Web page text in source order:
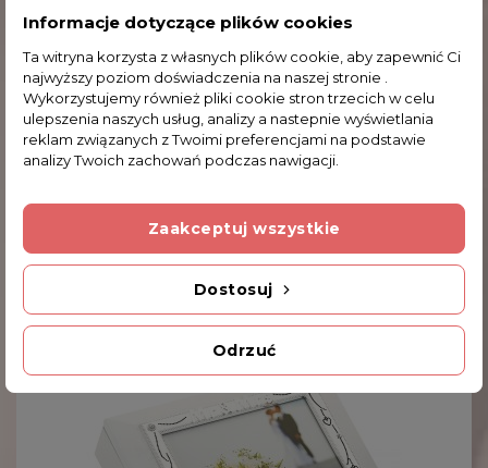
Dodatkowe Informacje
Kod produktu
777-572
INNE PRODUKTY W TEJ SAMEJ KATEGORII
Informacje dotyczące plików cookies
Ta witryna korzysta z własnych plików cookie, aby zapewnić Ci
najwyższy poziom doświadczenia na naszej stronie .
Wykorzystujemy również pliki cookie stron trzecich w celu
ulepszenia naszych usług, analizy a nastepnie wyświetlania
reklam związanych z Twoimi preferencjami na podstawie
analizy Twoich zachowań podczas nawigacji.
Odrzuć
Dostosuj
Zaakceptuj wszystkie